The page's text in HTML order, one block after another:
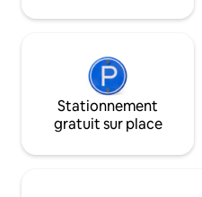
Stationnement
gratuit sur place